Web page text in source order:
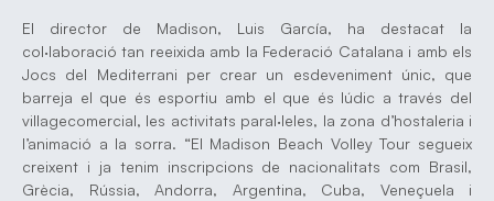
El director de Madison, Luis García, ha destacat la
col·laboració tan reeixida amb la Federació Catalana i amb els
Jocs del Mediterrani per crear un esdeveniment únic, que
barreja el que és esportiu amb el que és lúdic a través del
villagecomercial, les activitats paral·leles, la zona d’hostaleria i
l’animació a la sorra. “El Madison Beach Volley Tour segueix
creixent i ja tenim inscripcions de nacionalitats com Brasil,
Grècia, Rússia, Andorra, Argentina, Cuba, Veneçuela i